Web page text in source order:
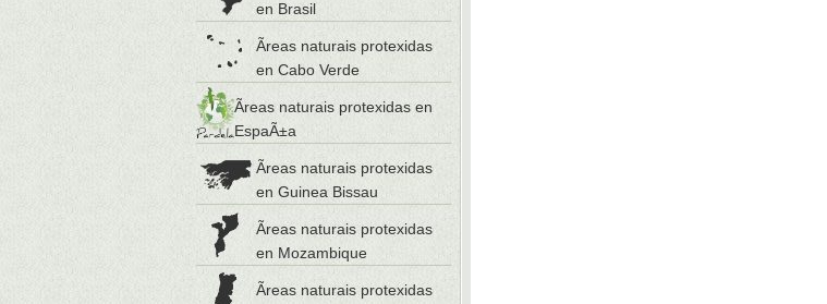
en Brasil
Ãreas naturais protexidas
en Cabo Verde
Ãreas naturais protexidas en
EspaÃ±a
Ãreas naturais protexidas
en Guinea Bissau
Ãreas naturais protexidas
en Mozambique
Ãreas naturais protexidas